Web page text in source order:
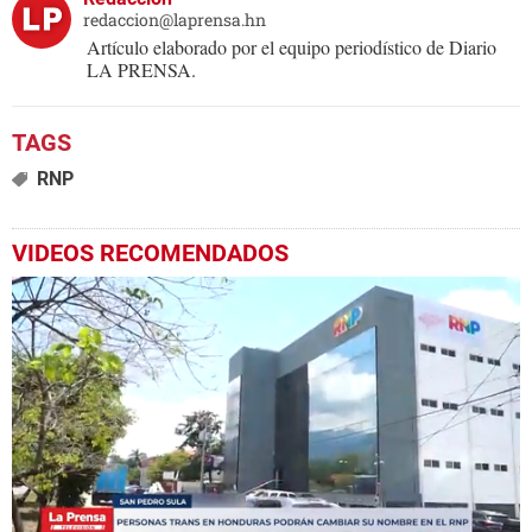
redaccion@laprensa.hn
Artículo elaborado por el equipo periodístico de Diario
LA PRENSA.
RNP
VIDEOS RECOMENDADOS